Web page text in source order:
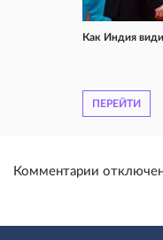
Как Индия
ПЕРЕЙТИ
Комментарии